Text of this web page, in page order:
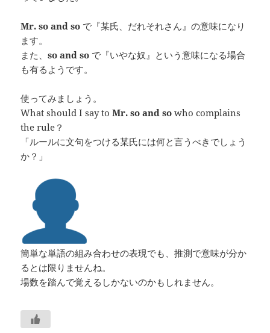
Mr. so and so で『某氏、だれそれさん』の意味になり
ます。
また、so and so で『いやな奴』という意味になる場合
も有るようです。
使ってみましょう。
What should I say toMr. so and so who complains
the rule？
「ルールに文句をつける某氏には何と言うべきでしょう
か？」
簡単な単語の組み合わせの表現でも、推測で意味が分か
るとは限りませんね。
場数を踏んで覚えるしかないのかもしれません。